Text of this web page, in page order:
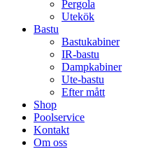
Pergola
Utekök
Bastu
Bastukabiner
IR-bastu
Dampkabiner
Ute-bastu
Efter mått
Shop
Poolservice
Kontakt
Om oss